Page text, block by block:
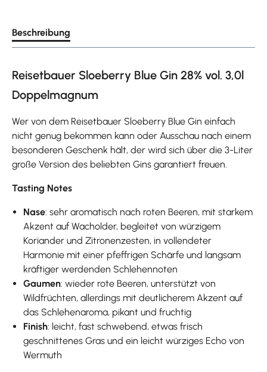
Beschreibung
Reisetbauer Sloeberry Blue Gin 28% vol. 3,0l
Doppelmagnum
Wer von dem Reisetbauer Sloeberry Blue Gin einfach
nicht genug bekommen kann oder Ausschau nach einem
besonderen Geschenk hält, der wird sich über die 3-Liter
große Version des beliebten Gins garantiert freuen.
Tasting Notes
Nase: sehr aromatisch nach roten Beeren, mit starkem
Akzent auf Wacholder, begleitet von würzigem
Koriander und Zitronenzesten, in vollendeter
Harmonie mit einer pfeffrigen Schärfe und langsam
kräftiger werdenden Schlehennoten
Gaumen: wieder rote Beeren, unterstützt von
Wildfrüchten, allerdings mit deutlicherem Akzent auf
das Schlehenaroma, pikant und fruchtig
Finish: leicht, fast schwebend, etwas frisch
geschnittenes Gras und ein leicht würziges Echo von
Wermuth